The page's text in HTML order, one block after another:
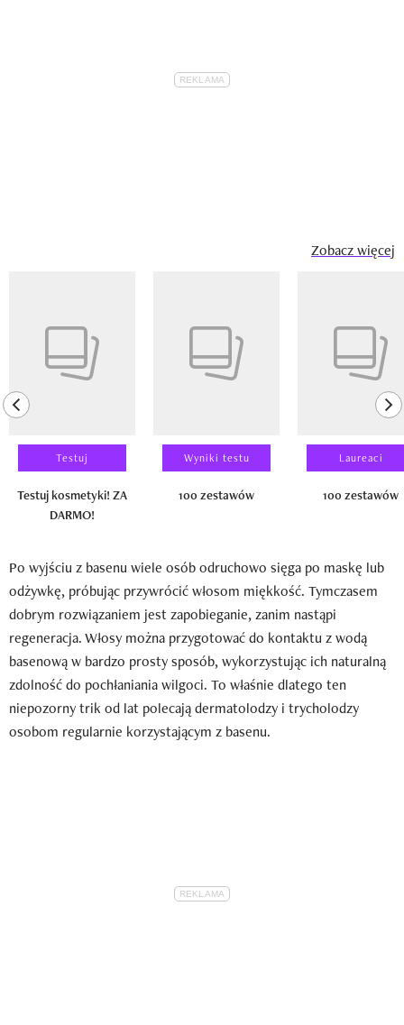
Zobacz więcej
previous element
Testuj
Testuj kosmetyki! ZA
DARMO!
Wyniki testu
100 zestawów
Laureaci
100 zestawów
Po wyjściu z basenu wiele osób odruchowo sięga po maskę lub
odżywkę, próbując przywrócić włosom miękkość. Tymczasem
dobrym rozwiązaniem jest zapobieganie, zanim nastąpi
regeneracja. Włosy można przygotować do kontaktu z wodą
basenową w bardzo prosty sposób, wykorzystując ich naturalną
zdolność do pochłaniania wilgoci. To właśnie dlatego ten
niepozorny trik od lat polecają dermatolodzy i trycholodzy
osobom regularnie korzystającym z basenu.